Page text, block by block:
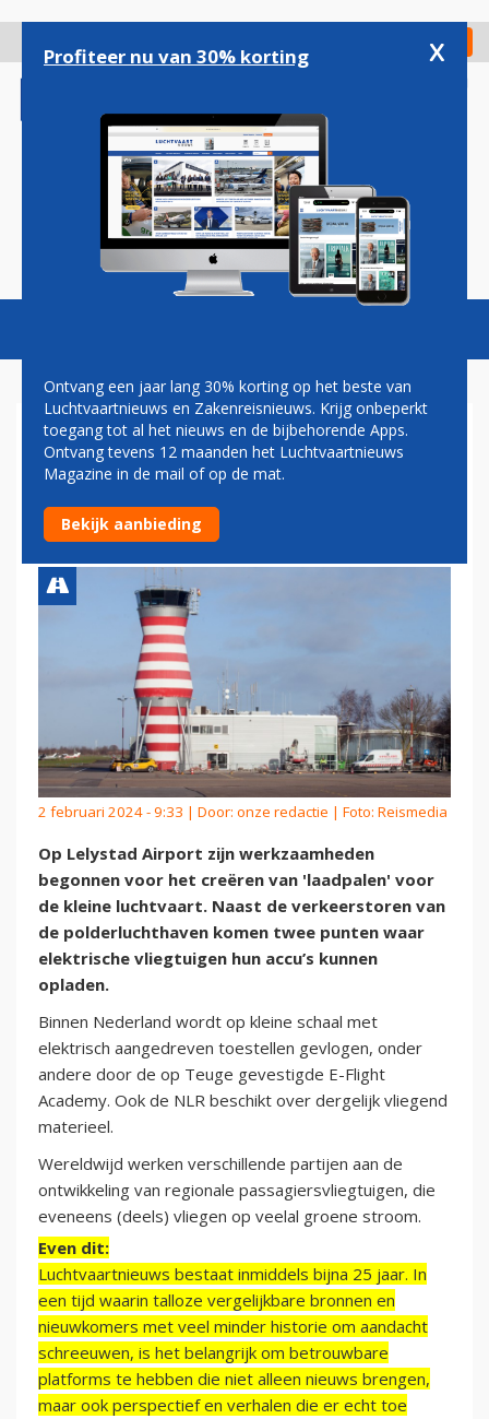
gaan
Check in
Magazine Podcasts Vacatures
LELYSTAD AIRPORT ZET
LAADPALEN NEER VOOR
ELEKTRISCHE VLIEGTUIGEN
2 februari 2024 - 9:33 | Door: onze redactie | Foto: Reismedia
Op Lelystad Airport zijn werkzaamheden
begonnen voor het creëren van 'laadpalen' voor
de kleine luchtvaart. Naast de verkeerstoren van
de polderluchthaven komen twee punten waar
elektrische vliegtuigen hun accu’s kunnen
opladen.
Binnen Nederland wordt op kleine schaal met
elektrisch aangedreven toestellen gevlogen, onder
andere door de op Teuge gevestigde E-Flight
Academy. Ook de NLR beschikt over dergelijk vliegend
materieel.
Wereldwijd werken verschillende partijen aan de
ontwikkeling van regionale passagiersvliegtuigen, die
eveneens (deels) vliegen op veelal groene stroom.
Even dit:
Luchtvaartnieuws bestaat inmiddels bijna 25 jaar. In
een tijd waarin talloze vergelijkbare bronnen en
nieuwkomers met veel minder historie om aandacht
schreeuwen, is het belangrijk om betrouwbare
platforms te hebben die niet alleen nieuws brengen,
maar ook perspectief en verhalen die er echt toe
Profiteer nu van 30% korting x
Ontvang een jaar lang 30% korting op het beste van
Luchtvaartnieuws en Zakenreisnieuws. Krijg onbeperkt
toegang tot al het nieuws en de bijbehorende Apps.
Ontvang tevens 12 maanden het Luchtvaartnieuws
Magazine in de mail of op de mat.
Bekijk aanbieding